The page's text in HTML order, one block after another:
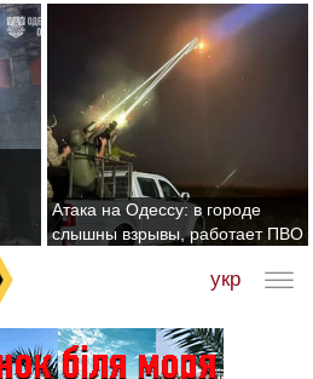
Атака на Одессу: в городе
слышны взрывы, работает ПВО
укр